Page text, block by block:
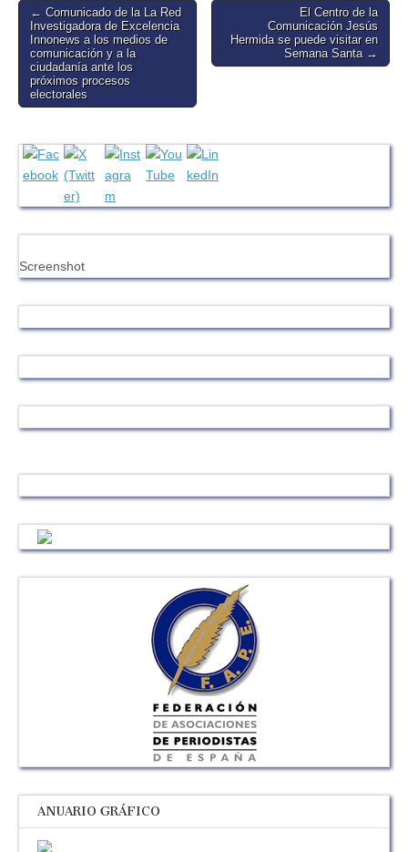
Post
navigation
← Comunicado de la La Red
Investigadora de Excelencia
Innonews a los medios de
comunicación y a la
ciudadanía ante los
próximos procesos
electorales
El Centro de la
Comunicación Jesús
Hermida se puede visitar en
Semana Santa →
Screenshot
ANUARIO GRÁFICO